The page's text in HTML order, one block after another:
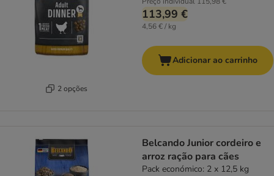
2 opções
113,99 €
4,56 € / kg
Adicionar ao carrinho
Belcando Junior cordeiro e
arroz ração para cães
Pack económico: 2 x 12,5 kg